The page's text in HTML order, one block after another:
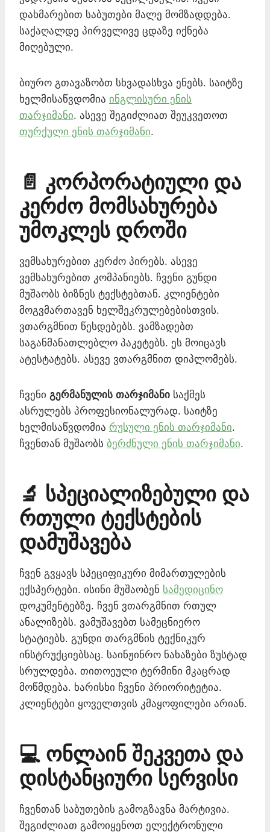
დახმარებით საბუთები მალე მომზადდება.
საქაღალდე პირველივე ცდაზე იქნება
მიღებული.
ბიურო გთავაზობთ სხვადასხვა ენებს. საიტზე
ხელმისაწვდომია ინგლისური ენის
თარჯიმანი. ასევე შეგიძლიათ შეუკვეთოთ
თურქული ენის თარჯიმანი.
📄 კორპორატიული და
კერძო მომსახურება
უმოკლეს დროში
ვემსახურებით კერძო პირებს. ასევე
ვემსახურებით კომპანიებს. ჩვენი გუნდი
მუშაობს ბიზნეს ტექსტებთან. კლიენტები
მოგვმართავენ ხელშეკრულებებისთვის.
ვთარგმნით წესდებებს. ვამზადებთ
საგანმანათლებლო პაკეტებს. ეს მოიცავს
ატესტატებს. ასევე ვთარგმნით დიპლომებს.
ჩვენი გერმანულის თარჯიმანი საქმეს
ასრულებს პროფესიონალურად. საიტზე
ხელმისაწვდომია რუსული ენის თარჯიმანი.
ჩვენთან მუშაობს ბერძნული ენის თარჯიმანი.
🔬 სპეციალიზებული და
რთული ტექსტების
დამუშავება
ჩვენ გვყავს სპეციფიკური მიმართულების
ექსპერტები. ისინი მუშაობენ სამედიცინო
დოკუმენტებზე. ჩვენ ვთარგმნით რთულ
ანალიზებს. ვამუშავებთ სამეცნიერო
სტატიებს. გუნდი თარგმნის ტექნიკურ
ინსტრუქციებსაც. საინჟინრო ნახაზები ზუსტად
სრულდება. თითოეული ტერმინი მკაცრად
მოწმდება. ხარისხი ჩვენი პრიორიტეტია.
კლიენტები ყოველთვის კმაყოფილები არიან.
💻 ონლაინ შეკვეთა და
დისტანციური სერვისი
ჩვენთან საბუთების გამოგზავნა მარტივია.
შეგიძლიათ გამოიყენოთ ელექტრონული